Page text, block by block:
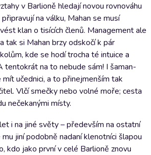
v Barlioně hledají novou rovnováhu
na válku, Mahan se musí
klan o tisících členů. Management ale
tak si Mahan brzy odskočí k pár
kde se hodí trocha té intuice a
tentokrát na to nebude sám! I šaman-
učednici, a to přinejmenším tak
Vlčí smečky nebo volné moře; cesta
nečekanými místy.
i na jiné světy – především na ostatní
jiní podobně nadaní klenotníci šlapou
kdo jako první v celé Barlioně znovu